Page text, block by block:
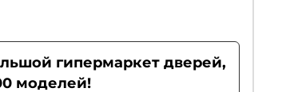
гипермаркет дверей,
моделей!